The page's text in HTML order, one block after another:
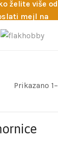
želite više
mejl na
sa
nas možete
odabira.
Prikazano